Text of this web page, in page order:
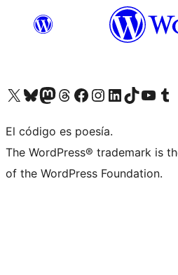
Visit our X (formerly Twitter) account
Visit our Bluesky account
Visit our Mastodon account
Visit our Threads account
Visit our Facebook page
Visit our Instagram account
Visit our LinkedIn account
Visit our TikTok account
Visit our Visit
El código es poesía.
The WordPress® trademark is
of the WordPress Foundation.